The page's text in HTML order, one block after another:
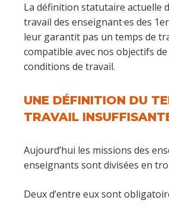
La définition statutaire actuelle
travail des enseignant·es des
leur garantit pas un temps de
compatible avec nos objectifs
conditions de travail.
UNE DÉFINITION DU
TRAVAIL
Aujourd’hui les missions des
enseignants sont divisées en
Deux d’entre eux sont